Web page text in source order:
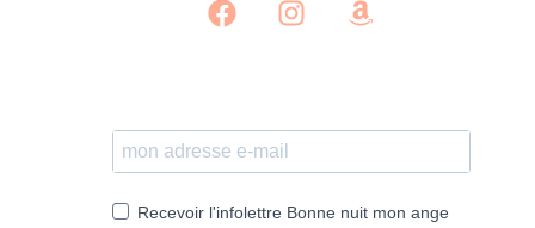
produit
Recevoir l'infolettre Bonne nuit mon ange